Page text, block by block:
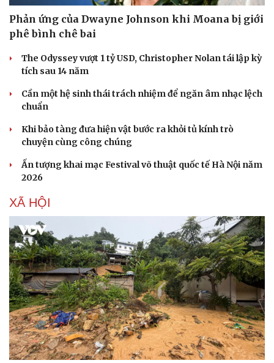
Văn hóa
Sân khấu - Điện ảnh
Văn học
Âm nhạc
Di sản
Giải trí
Nghệ sĩ
Thời trang
Sao Việt
Phản ứng của Dwayne Johnson khi Moana bị giới
phê bình chê bai
The Odyssey vượt 1 tỷ USD, Christopher Nolan tái lập kỳ
tích sau 14 năm
Cần một hệ sinh thái trách nhiệm để ngăn âm nhạc lệch
chuẩn
Khi bảo tàng đưa hiện vật bước ra khỏi tủ kính trò
chuyện cùng công chúng
Ấn tượng khai mạc Festival võ thuật quốc tế Hà Nội năm
2026
XÃ HỘI